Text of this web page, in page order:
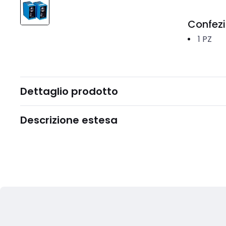
1 PZ
Dettaglio prodotto
Descrizione estesa